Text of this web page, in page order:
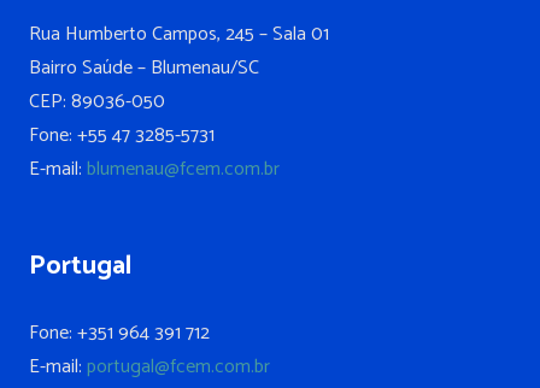
Rua Humberto Campos, 245 – Sala 01
Bairro Saúde – Blumenau/SC
CEP: 89036-050
Fone: +55 47 3285-5731
E-mail: blumenau@fcem.com.br
Portugal
Fone: +351 964 391 712
E-mail: portugal@fcem.com.br